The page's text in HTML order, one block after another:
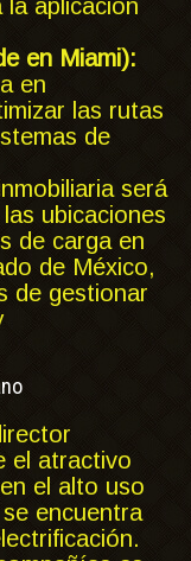
aplicación
en Miami):
en
las rutas
de
será
ubicaciones
de carga en
de México,
de gestionar
el atractivo
el alto uso
encuentra